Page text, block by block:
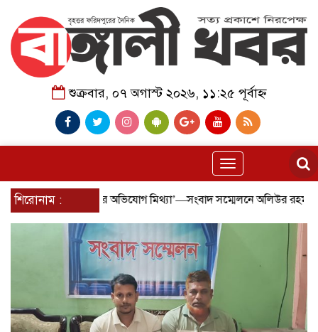
শুক্রবার, ০৭ অগাস্ট ২০২৬, ১১:২৫ পূর্বাহ্ন
Toggle
navigation
শিরোনাম :অভিযোগ মিথ্যা’—সংবাদ সম্মেলনে অলিউর রহমান খা ও শেহাব